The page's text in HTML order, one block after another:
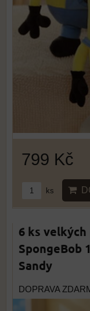
799 Kč
ks
6 ks
SpongeBob
Sandy
DOPRAVA